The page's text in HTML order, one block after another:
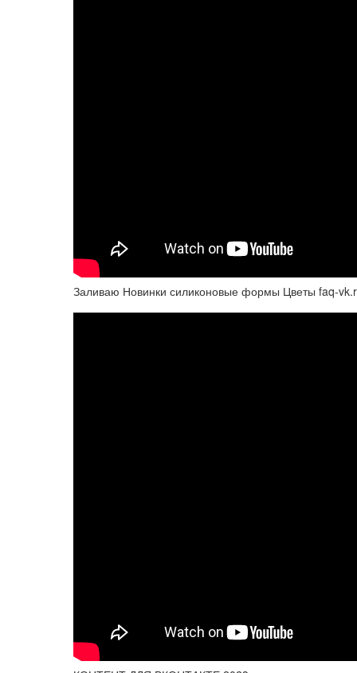
Заливаю Новинки силиконовые формы Цветы faq-